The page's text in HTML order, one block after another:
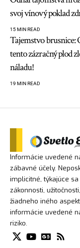
svoj vínový poklad
15 MIN READ
Tajemstvo brusnice:
tento zázračný plod
náladu!
19 MIN READ
Informácie uvedené
zábavné účely.
implicitné, týkajúce
zákonnosti,
žiadneho iného
informácie uvedené
riziko.